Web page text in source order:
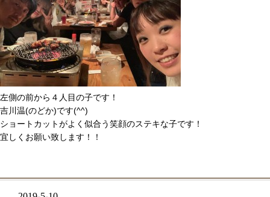
左側の前から４人目の子です！
吉川温(のどか)です(^^)
ショートカットがよく似合う笑顔のステキな子です！
宜しくお願い致します！！